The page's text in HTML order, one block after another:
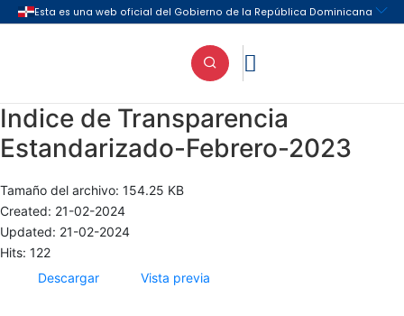

Indice de Transparencia
Estandarizado-Febrero-2023
Tamaño del archivo: 154.25 KB
Created: 21-02-2024
Updated: 21-02-2024
Hits: 122
Descargar
Vista previa